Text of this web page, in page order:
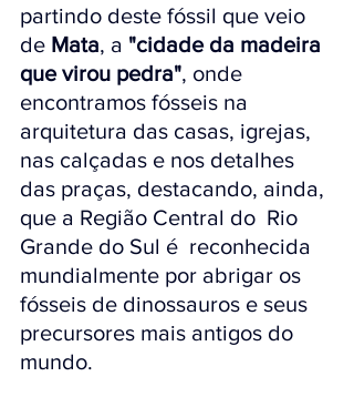
partindo deste fóssil que veio
de Mata, a "cidade da madeira
que virou pedra", onde
encontramos fósseis na
arquitetura das casas, igrejas,
nas calçadas e nos detalhes
das praças, destacando, ainda,
que a Região Central do  Rio
Grande do Sul é reconhecida
mundialmente por abrigar os
fósseis de dinossauros e seus
precursores mais antigos do
mundo.